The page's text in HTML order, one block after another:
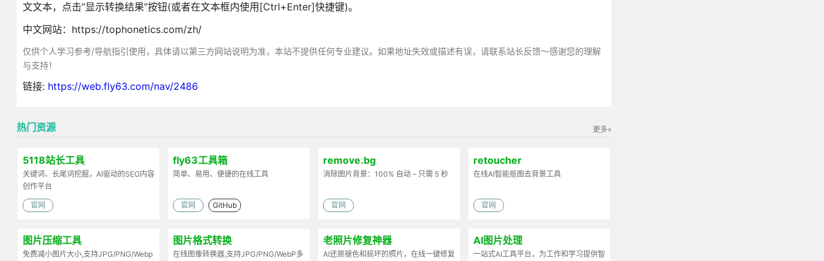
文文本，点击“显示转换结果”按钮(或者在文本框内使用[Ctrl+Enter]快捷键)。
中文网站：https://tophonetics.com/zh/
仅供个人学习参考/导航指引使用，具体请以第三方网站说明为准，本站不提供任何专业建议。如果地址失效或描述有误，请联系站长反馈～感谢您的理解
与支持！
链接: https://web.fly63.com/nav/2486
更多»
热门资源
5118站长工具
关键词、长尾词挖掘，AI驱动的SEO内容
创作平台
官网
fly63工具箱
简单、易用、便捷的在线工具
官网 GitHub
remove.bg
消除图片背景：100% 自动 – 只需 5 秒
官网
retoucher
在线AI智能抠图去背景工具
官网
图片压缩工具
免费减小图片大小,支持JPG/PNG/Webp
图片格式转换
在线图像转换器,支持JPG/PNG/WebP多
老照片修复神器
AI还原褪色和损坏的照片，在线一键修复
AI图片处理
一站式AI工具平台，为工作和学习提供智